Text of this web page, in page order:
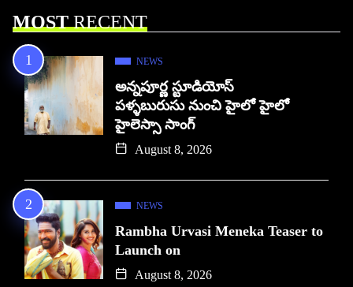
MOSTRECENT
NEWS
అన్నపూర్ణ స్టూడియోస్
పళ్ళబురుసు నుంచి హైలో హైలో
హైలెస్సా సాంగ్
August 8, 2026
NEWS
Rambha Urvasi Meneka Teaser to
Launch on
August 8, 2026